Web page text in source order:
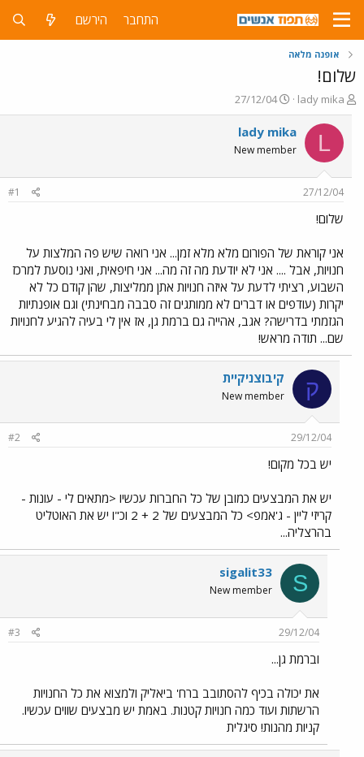
התחבר הירשם
אופנה מלאה
שלום!
פ
ו
ת
ח
ה
ש
א
lady mika
פ
ו
ר
ם
27/12/04
L
lady mika
New member
27/12/04
#1
שלום!
אני קוראת של הפורום מלא מלא זמן... אני רואה שיש פה המלצות על
חנויות, אבל .... אני לא יודעת מה זה מה... אני חיפאית, ואני נוסעת למרכז
השבוע, רציתי לדעת על איזה חנויות אתן ממליצות, שהן קודם כל לא
יקרות (עודפים או דברים לא ממותגים זה סבבה מבחינתי) וגם אופנתיות
הגזמתי בדרישה? אגב, אהייה גם ברמת גן, אז אין לי בעיה להגיע לחנויות
שם... תודה מראש!
ק קיבוצניקיית
New member
29/12/04
#2
יש בכל מקום!
יש את המבצעים כמובן של כל החברות עכשיו <מתאים לי - עונות -
קריזי ליין - ג'אמפ> כל המבצעים של 2 + 2 וכ"ו יש את האוטליט
בהרצליה...
S
sigalit33
New member
29/12/04
#3
וברמת גן...
את יכולה בכיף להסתובב ברח' ביאליק ולמצוא את כל החנויות
הרשתות ועוד כמה חנויות קטנות. באמת יש מבצעים שווים עכשיו.
קניות מהנות! סיגלית